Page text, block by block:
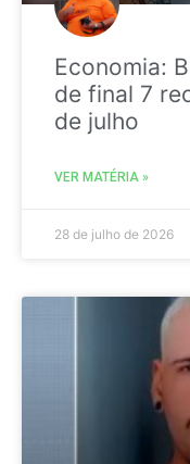
Economia:
de final 7
de julho
VER MATÉRIA »
28 de julho de 2026